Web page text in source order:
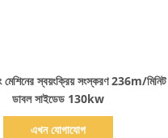
মেশিনের স্বয়ংক্রিয় সংস্করণ 236m/মিনিট
ডাবল সাইডেড 130kw
এখন যোগাযোগ